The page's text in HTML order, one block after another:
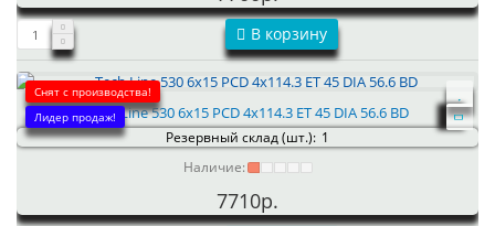
В корзину
Снят с производства!
Лидер продаж!Tech Line 530 6x15 PCD 4x114.3 ET 45 DIA 56.6 BD
Резервный склад (шт.): 1
Наличие:
7710р.